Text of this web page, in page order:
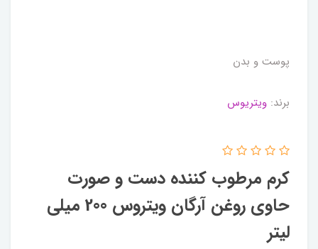
پوست و بدن
برند: ویتریوس
کرم مرطوب کننده دست و صورت
حاوی روغن آرگان ویتروس 200 میلی
لیتر